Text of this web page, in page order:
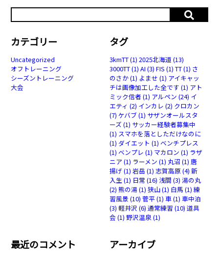
カテゴリー
Uncategorized
オフトレーニング
シーズントレーニング
大会
タグ
3kmTT(1) 2025北海道 (13)
3000TT(1) AI (3) FIS (1) TT(1) さ
のさか(1) よませ (1) アイキャッ
チは画像加工した全です (1) アト
ミック信者 (1) アルペン (24) イ
エティ (2) インカレ (2) クロカン
(7) ケバブ(1) サザンオールスタ
ーズ (1) サッカー経験者募集中
(1) スマホを落としただけなのに
(1) ダイエット (1) ベンチプレス
(1) ベンプレ (1) マカロン (1) ラザ
ニア (1) ラーメン (1) 丸沼 (1) 唐
揚げ (1) 岩岳 (1) 志賀高原(4) 新
入生 (1) 日常 (16) 浅間 (3) 湯の丸
(2) 熊の湯(1) 狭山(1) 白馬 (1) 練
習風景(10) 菅平(1) 車(1) 車中泊
(3) 軽井沢 (6) 通常練習 (10) 道具
会 (1) 野沢温泉 (1)
最近のコメント アーカイブ